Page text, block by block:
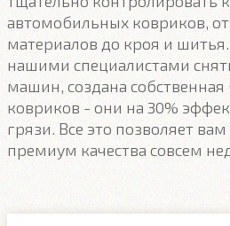
автомобильных ковриков,
материалов до кроя и
нашими специалистами
машин, создана собственная
ковриков - они на 30%
грязи. Все это позволяет
премиум качества совсем